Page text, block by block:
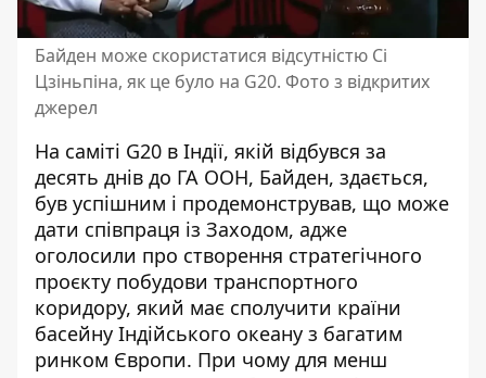
Байден може скористатися відсутністю Сі
Цзіньпіна, як це було на G20. Фото з відкритих
джерел
На саміті G20 в Індії, якій відбувся за
десять днів до ГА ООН, Байден, здається,
був успішним і продемонстрував, що може
дати співпраця із Заходом, адже
оголосили про створення стратегічного
проєкту побудови транспортного
коридору, який має сполучити країни
басейну Індійського океану з багатим
ринком Європи. При чому для менш